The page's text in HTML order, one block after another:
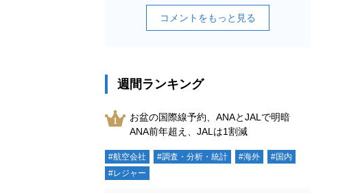
コメントをもっと見る
週間ランキング
お盆の国際線予約、ANAとJALで明暗
ANA前年超え、JALは1割減
#航空会社 #調査・分析・統計 #海外
#国内
#レジャー